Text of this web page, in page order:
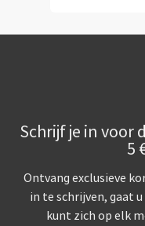
Schrijf je in voor
5
Ontvang exclusieve
in te schrijven, gaat
kunt zich op elk